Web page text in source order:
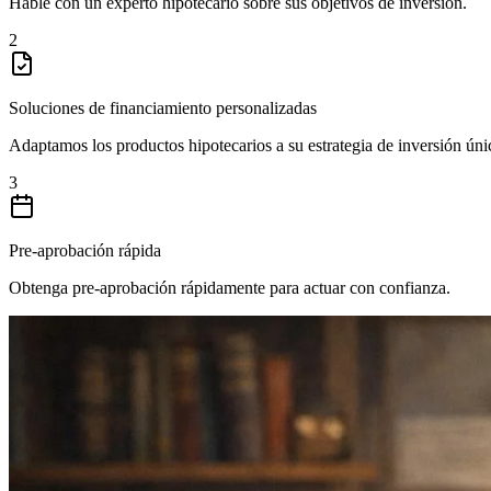
2
Soluciones de financiamiento personalizadas
Adaptamos los productos hipotecarios a su estrategia de inversión
3
Pre-aprobación rápida
Obtenga pre-aprobación rápidamente para actuar con confianza.